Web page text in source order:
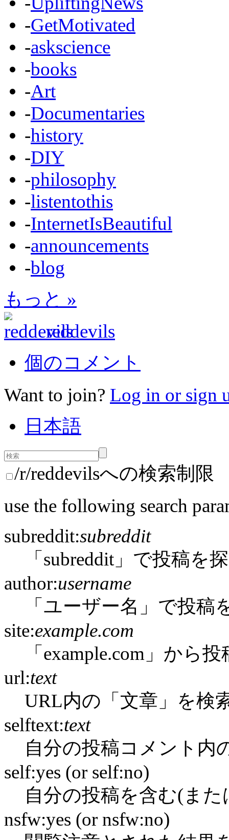
-GetMotivated
-askscience
-books
-Art
-Documentaries
-history
-DIY
-philosophy
-listentothis
-InternetIsBeautiful
-announcements
-blog
もっと »
reddevils
個のコメント
Want to join? Log in or sign
日本語
/r/reddevilsへの検索制限
use the following search
subreddit:subreddit
「subreddit」で投稿を
author:username
「ユーザー名」で投稿
site:example.com
「example.com」から
url:text
URL内の「文章」を検
selftext:text
自分の投稿コメント内
self:yes (or self:no)
自分の投稿を含む(ま
nsfw:yes (or nsfw:no)